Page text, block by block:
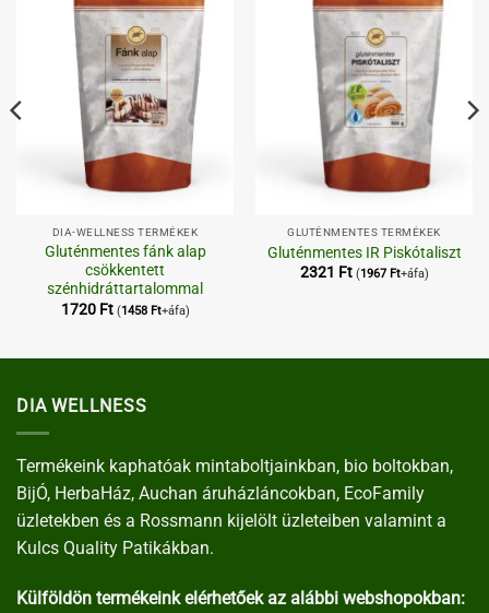
Kedvenceimhez
DIA-WELLNESS TERMÉKEK
Gluténmentes fánk alap
csökkentett
szénhidráttartalommal
1720 Ft (1458 Ft+áfa)
Kedvenceimhez
GLUTÉNMENTES TERMÉKEK
Gluténmentes IR Piskótaliszt
2321 Ft (1967 Ft+áfa)
DIA WELLNESS
Termékeink kaphatóak mintaboltjainkban, bio boltokban,
BijÓ, HerbaHáz, Auchan áruházláncokban, EcoFamily
üzletekben és a Rossmann kijelölt üzleteiben valamint a
Kulcs Quality Patikákban.
Külföldön termékeink elérhetőek az alábbi webshopokban: